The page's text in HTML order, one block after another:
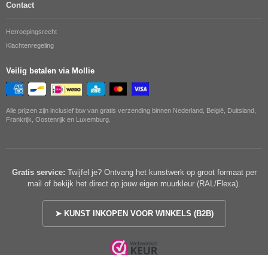
Contact
Herroepingsrecht
Klachtenregeling
Veilig betalen via Mollie
Alle prijzen zijn inclusief btw van gratis verzending binnen Nederland, België, Duitsland,
Frankrijk, Oostenrijk en Luxemburg.
Gratis service: Twijfel je? Ontvang het kunstwerk op groot formaat per
mail of bekijk het direct op jouw eigen muurkleur (RAL/Flexa).
➤ KUNST INKOPEN VOOR WINKELS (B2B)